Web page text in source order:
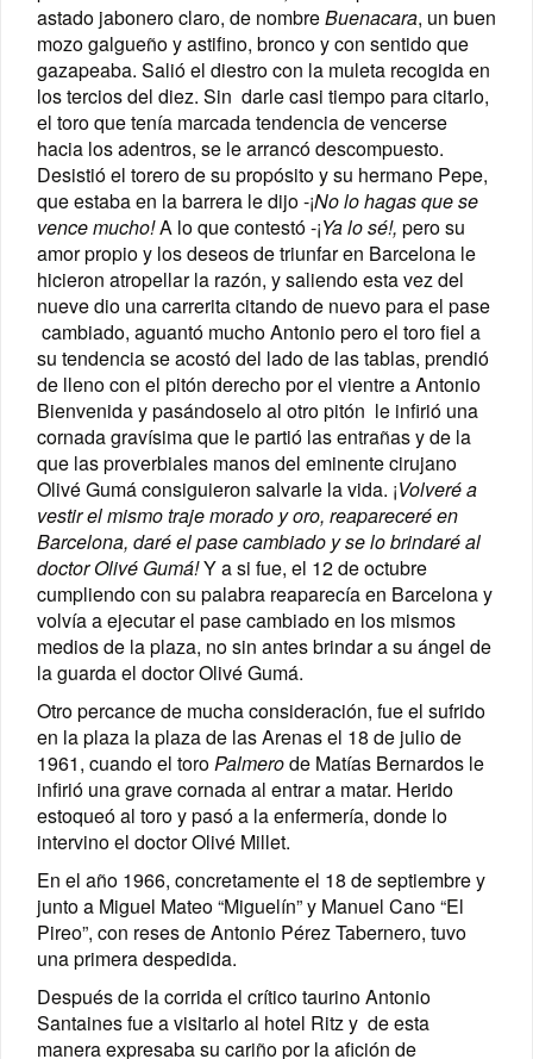
astado jabonero claro, de nombreBuenacara, un buen
mozo galgueño y astifino, bronco y con sentido que
gazapeaba. Salió el diestro con la muleta recogida en
los tercios del diez. Sin darle casi tiempo para citarlo,
el toro que tenía marcada tendencia de vencerse
hacia los adentros, se le arrancó descompuesto.
Desistió el torero de su propósito y su hermano Pepe,
que estaba en la barrera le dijo -¡No lo hagas que se
vence mucho!A lo que contestó -¡Ya lo sé!, pero su
amor propio y los deseos de triunfar en Barcelona le
hicieron atropellar la razón, y saliendo esta vez del
nueve dio una carrerita citando de nuevo para el pase
cambiado, aguantó mucho Antonio pero el toro fiel a
su tendencia se acostó del lado de las tablas, prendió
de lleno con el pitón derecho por el vientre a Antonio
Bienvenida y pasándoselo al otro pitón le infirió una
cornada gravísima que le partió las entrañas y de la
que las proverbiales manos del eminente cirujano
Olivé Gumá consiguieron salvarle la vida. ¡Volveré a
vestir el mismo traje morado y oro, reapareceré en
Barcelona, daré el pase cambiado y se lo brindaré al
doctor Olivé Gumá!Y a si fue, el 12 de octubre
cumpliendo con su palabra reaparecía en Barcelona y
volvía a ejecutar el pase cambiado en los mismos
medios de la plaza, no sin antes brindar a su ángel de
la guarda el doctor Olivé Gumá.
Otro percance de mucha consideración, fue el sufrido
en la plaza la plaza de las Arenas el 18 de julio de
1961, cuando el toroPalmerode Matías Bernardos le
infirió una grave cornada al entrar a matar. Herido
estoqueó al toro y pasó a la enfermería, donde lo
intervino el doctor Olivé Millet.
En el año 1966, concretamente el 18 de septiembre y
junto a Miguel Mateo “Miguelín” y Manuel Cano “El
Pireo”, con reses de Antonio Pérez Tabernero, tuvo
una primera despedida.
Después de la corrida el crítico taurino Antonio
Santaines fue a visitarlo al hotel Ritz y de esta
manera expresaba su cariño por la afición de